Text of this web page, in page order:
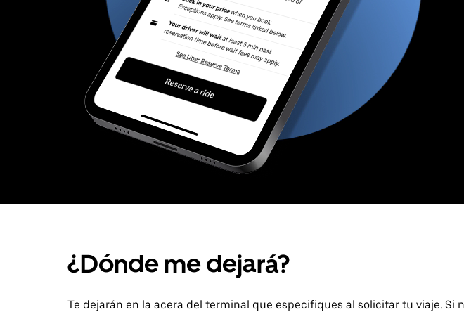
¿Dónde me dejará?
Te dejarán en la acera del terminal que especifiques al solicitar tu viaje. Si